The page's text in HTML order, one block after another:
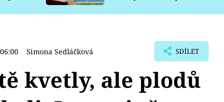
Simona Sedláčková SDÍLET
kvetly, ale plodů